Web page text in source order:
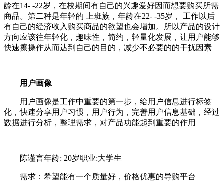
龄在14- -22岁，在校期间有自己的兴趣爱好因而想要购买所需
商品。第二种是年轻的 上班族，年龄在22- -35岁， 工作以后
有自己的经济收入购买商品的欲望也会增加。所以产品的设计
方向应该往年轻化，趣味性，简约，轻量化发展，让用户能够
快速擦操作从而达到自己的目的，减少不必要的的干扰因素
用户画像
用户画像是工作中重要的第一步，给用户信息进行标签
化，快速分享用户习惯，用户行为，完善用户信息基础，经过
数据进行分析，整理需求，对产品功能起到重要的作用
陈谨言年龄: 20岁职业:大学生
需求：希望能有一个质量好，价格优惠的导购平台